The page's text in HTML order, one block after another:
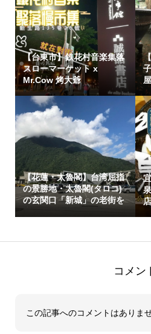
【台東市】鉄花村音楽集落
スローマーケット x
Mr.Cow 烤大爺
屋
【花蓮・太魯閣】台湾屈指
の景勝地・太魯閣(タロコ)
の玄関口「新城」の老街を
コメン
この記事へのコメントはありませ